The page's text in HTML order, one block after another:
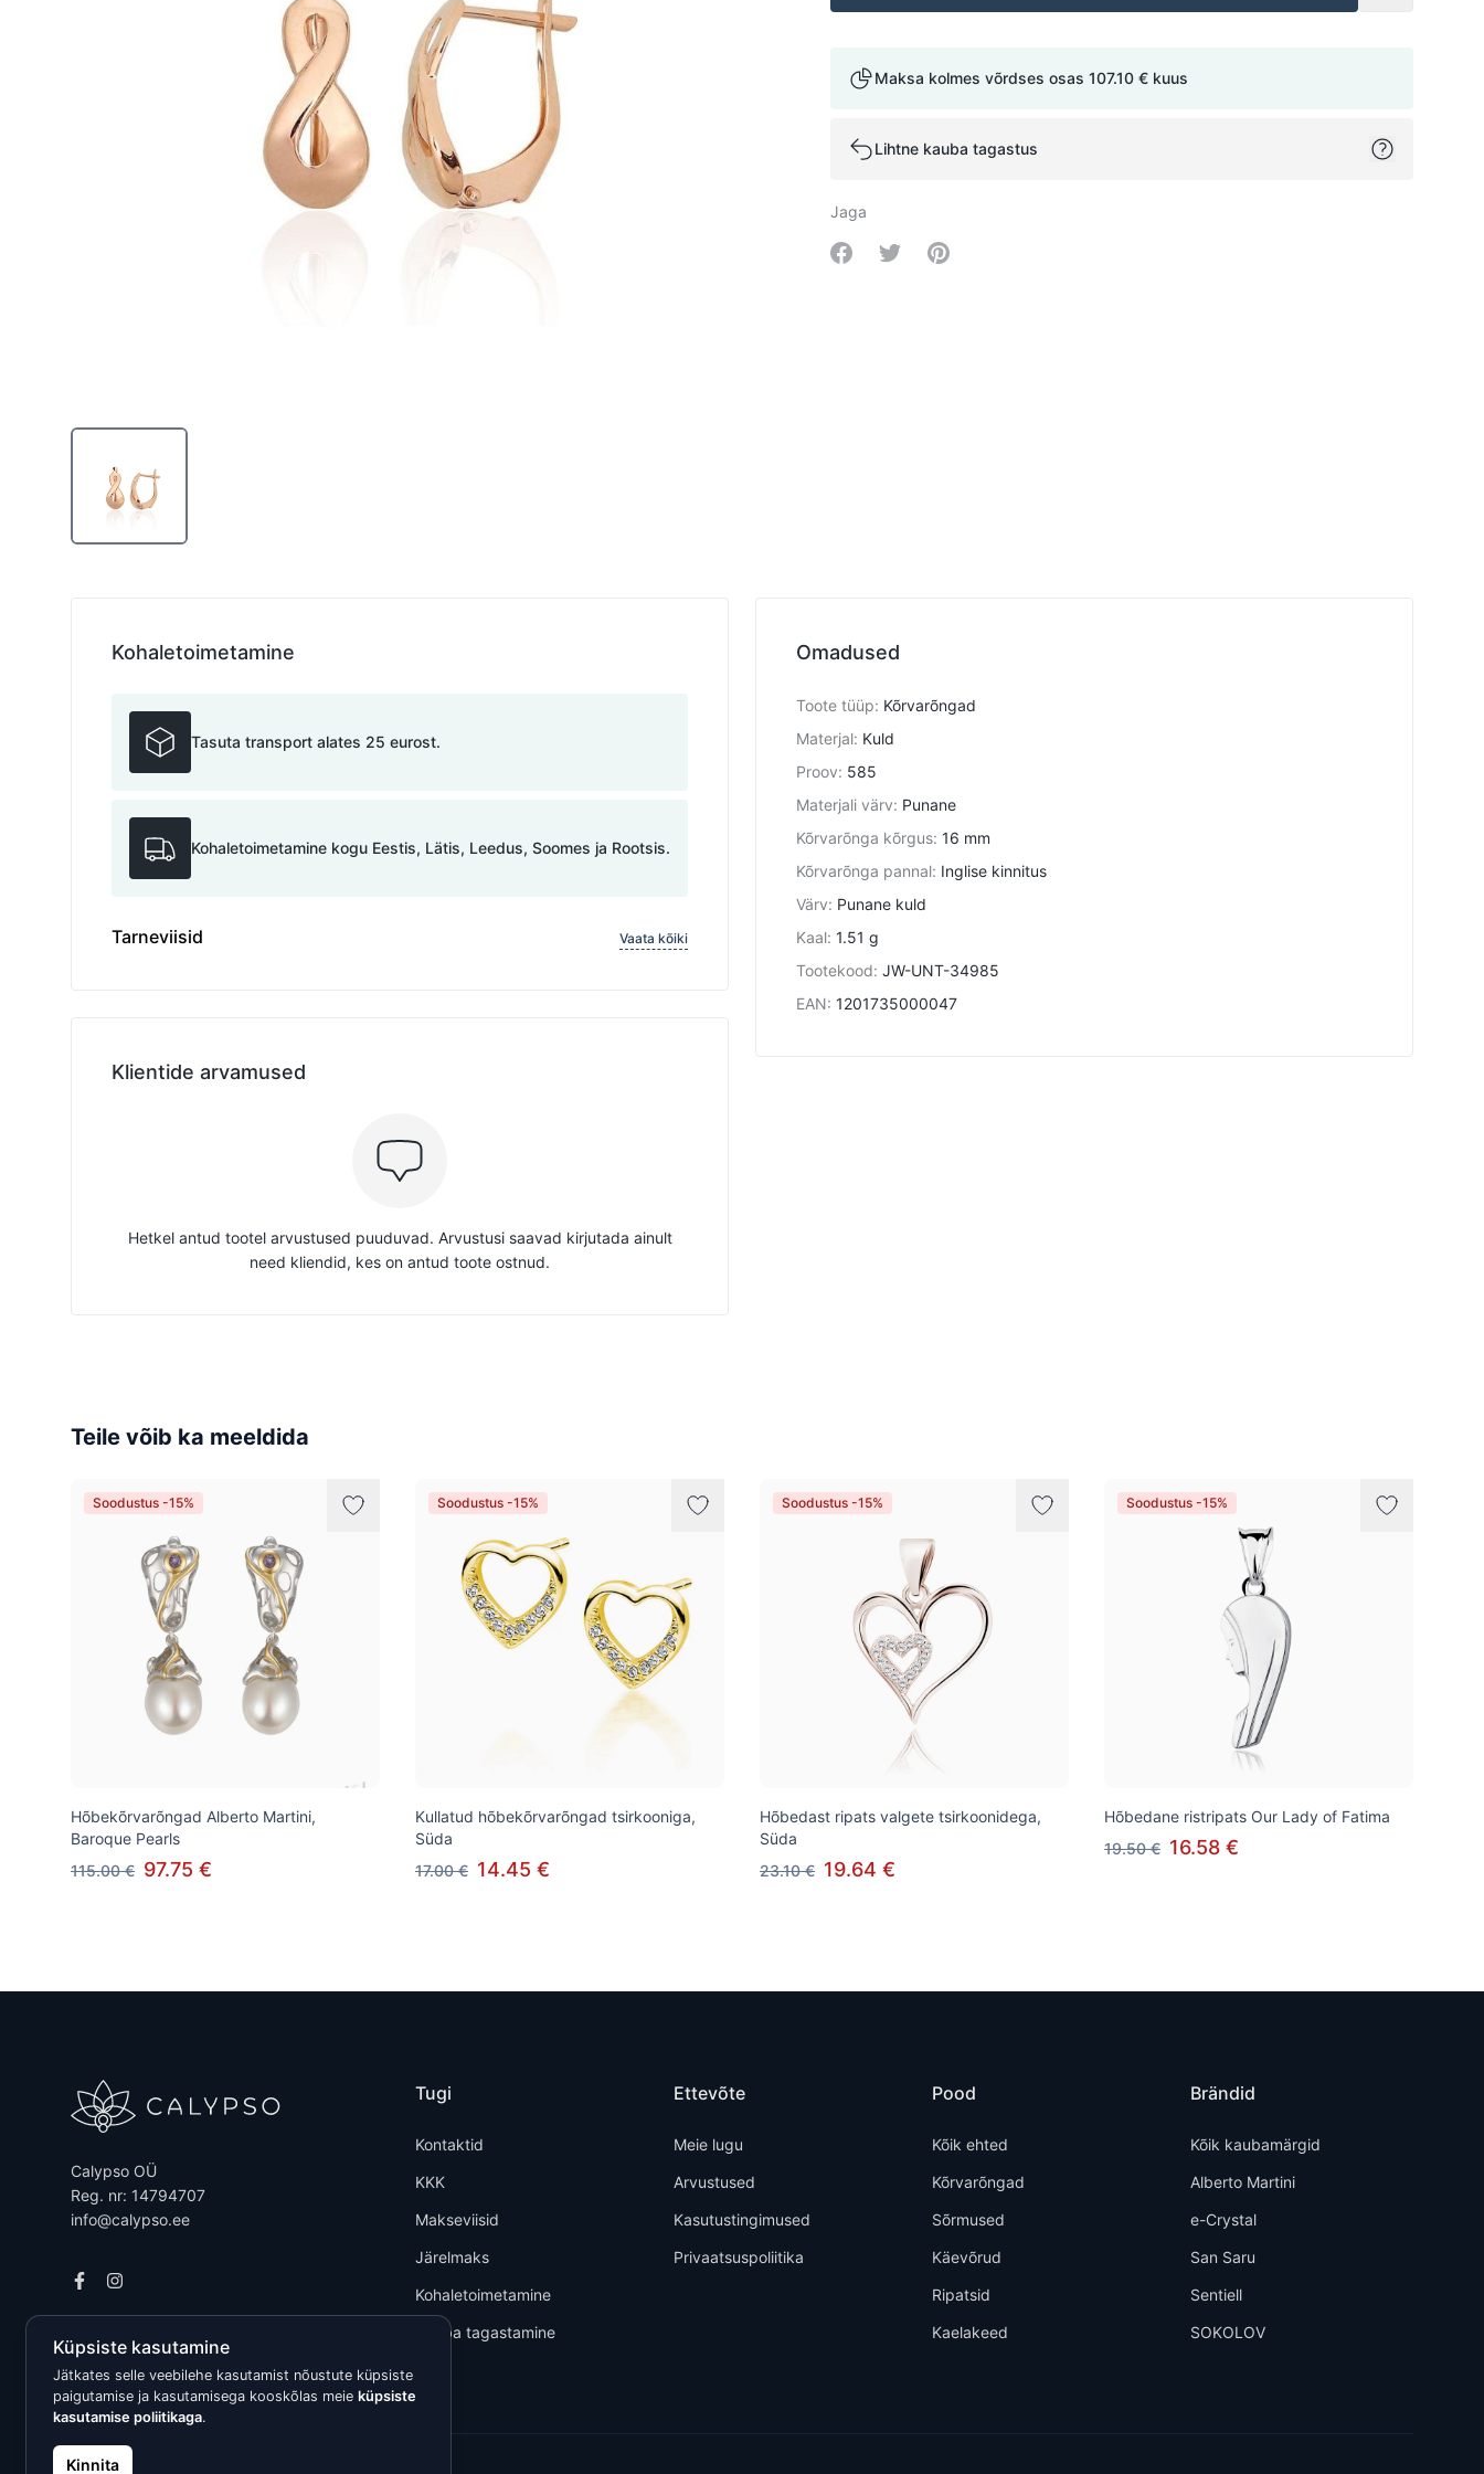
Maksa kolmes võrdses osas 107.10 € kuus
Lihtne kauba tagastus
Jaga
Share on Facebook
Share on Twitter
Share on Pinterest
Omadused
Toote tüüp: Kõrvarõngad
Materjal: Kuld
Proov: 585
Materjali värv: Punane
Kõrvarõnga kõrgus: 16 mm
Kõrvarõnga pannal: Inglise kinnitus
Värv: Punane kuld
Kaal: 1.51 g
Tootekood: JW-UNT-34985
EAN: 1201735000047
Kohaletoimetamine
Tasuta transport alates 25 eurost.
Kohaletoimetamine kogu Eestis, Lätis, Leedus, Soomes ja Rootsis.
Tarneviisid Vaata kõiki
Klientide arvamused
Hetkel antud tootel arvustused puuduvad. Arvustusi saavad kirjutada ainult
need kliendid, kes on antud toote ostnud.
Teile võib ka meeldida
Soodustus -15%
Hõbekõrvarõngad Alberto Martini,
Baroque Pearls
115.00 € 97.75 €
Soodustus -15%
Kullatud hõbekõrvarõngad tsirkooniga,
Süda
17.00 € 14.45 €
Soodustus -15%
Hõbedast ripats valgete tsirkoonidega,
Süda
23.10 € 19.64 €
Soodustus -15%
Hõbedane ristripats Our Lady of Fatima
19.50 € 16.58 €
Calypso OÜ
Reg. nr: 14794707
info@calypso.ee
Tugi
Kontaktid
KKK
Makseviisid
Järelmaks
Kohaletoimetamine
Kauba tagastamine
Ettevõte
Meie lugu
Arvustused
Kasutustingimused
Privaatsuspoliitika
Pood
Kõik ehted
Kõrvarõngad
Sõrmused
Käevõrud
Ripatsid
Kaelakeed
Brändid
Kõik kaubamärgid
Alberto Martini
e-Crystal
San Saru
Sentiell
SOKOLOV
Küpsiste kasutamine
Jätkates selle veebilehe kasutamist nõustute küpsiste
paigutamise ja kasutamisega kooskõlas meie küpsiste
kasutamise poliitikaga.
Kinnita